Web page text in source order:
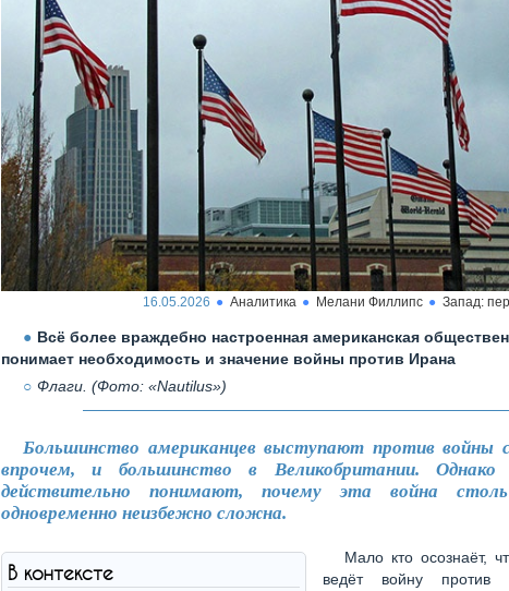
16.05.2026 Аналитика Мелани Филлипс Запад:
Всё более враждебно настроенная американская
понимает необходимость и значение войны против Ирана
Флаги. (Фото: «Nautilus»)
Большинство американцев выступают против
впрочем, и большинство в Великобритании. Однако
действительно понимают, почему эта война
одновременно неизбежно сложна.
В контексте
Мало кто осознаёт,
ведёт войну